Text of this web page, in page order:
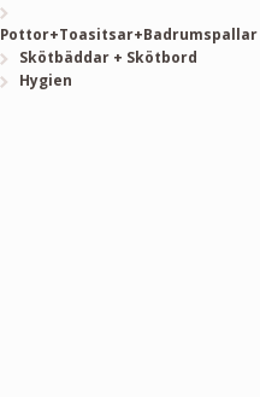
Pottor+Toasitsar+Badrumspallar
Skötbäddar + Skötbord
Hygien